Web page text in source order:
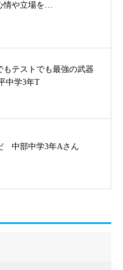
情や立場を…
もテストでも最強の武器
中学3年T
中部中学3年Aさん